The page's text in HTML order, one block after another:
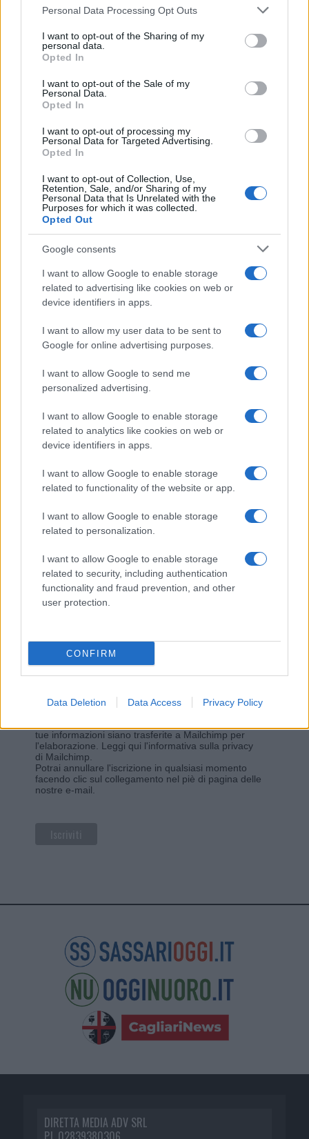
Please note that this website/app uses one or more Google
not limited to your visit or usage behaviour. You may click to
grant or deny consent to Google and its third-party tags to
use your data for below specified purposes in below Google
consent section.
Personal Data Processing Opt Outs
I want to opt-out of the Sharing of my
personal data.
Opted In
I want to opt-out of the Sale of my
Personal Data.
Opted In
I want to opt-out of processing my
Personal Data for Targeted Advertising.
Opted In
I want to opt-out of Collection, Use,
Retention, Sale, and/or Sharing of my
Personal Data that Is Unrelated with the
Purposes for which it was collected.
Opted Out
Google consents
I want to allow Google to enable storage
related to advertising like cookies on web or
device identifiers in apps.
I want to allow my user data to be sent to
Google for online advertising purposes.
I want to allow Google to send me
personalized advertising.
I want to allow Google to enable storage
related to analytics like cookies on web or
device identifiers in apps.
I want to allow Google to enable storage
related to functionality of the website or app.
I want to allow Google to enable storage
related to personalization.
I want to allow Google to enable storage
related to security, including authentication
functionality and fraud prevention, and other
user protection.
CONFIRM
Data Deletion Data Access Privacy Policy
Paolo Pinna
I nostri cari
I nostri cari
I nostri cari
Giovannimaria Cabras
Invia un Comunicato Stampa| Pubblicità Segnala
Vuoi rimanere sempre aggiornato?
Iscriviti alla newsletter di Gallura Oggi e ricevi le nostre
email periodiche contenenti le ultime notizie pubblicate
Indirizzo email*
Privacy
tue informazioni siano trasferite a Mailchimp per
l'elaborazione. Leggi qui l'informativa sulla privacy
di Mailchimp
Potrai annullare l'iscrizione in qualsiasi momento
facendo clic sul collegamento nel piè di pagina delle
nostre e-mail.
DIRETTA MEDIA ADV SRL